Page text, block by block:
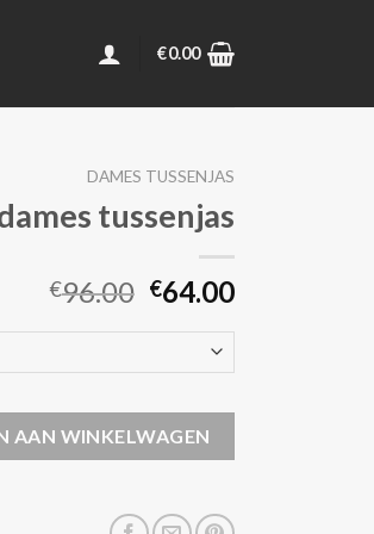
€0.00
DAMES TUSSENJAS
tussenjas
€96.00 €64.00
AAN WINKELWAGEN